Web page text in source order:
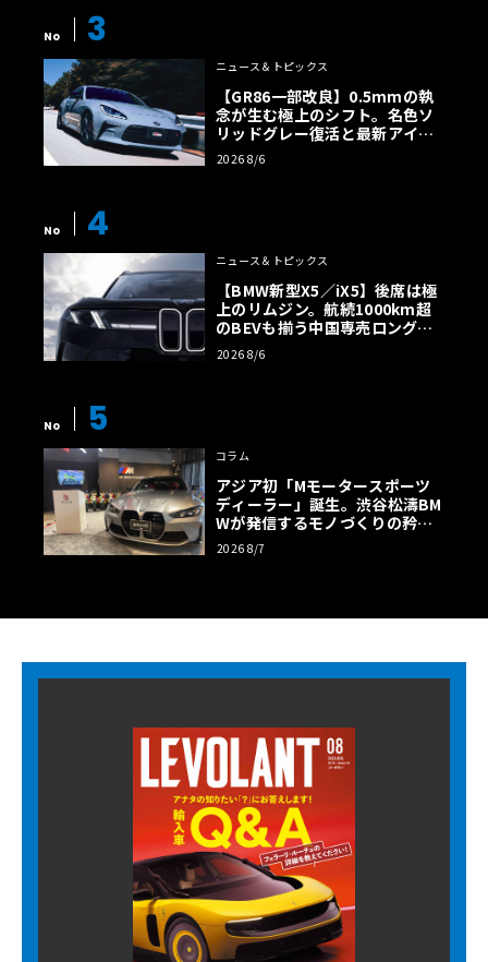
No 3
ニュース＆トピックス
【GR86一部改良】0.5mmの執
念が生む極上のシフト。名色ソ
リッドグレー復活と最新アイサ
イトでFRの極みへ
2026 8/6
No 4
ニュース＆トピックス
【BMW新型X5／iX5】後席は極
上のリムジン。航続1000km超
のBEVも揃う中国専売ロング仕
様の全貌
2026 8/6
No 5
コラム
アジア初「Mモータースポーツ
ディーラー」誕生。渋谷松濤BM
Wが発信するモノづくりの矜持
【木下隆之コラム】
2026 8/7